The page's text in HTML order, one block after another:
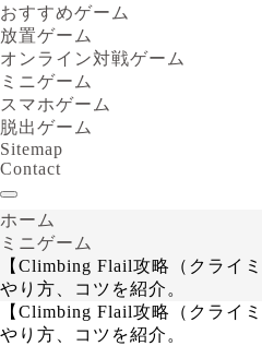
おすすめゲーム
放置ゲーム
オンライン対戦ゲーム
ミニゲーム
スマホゲーム
脱出ゲーム
Sitemap
Contact
ホーム
ミニゲーム
【Climbing Flail攻略（クライ
やり方、コツを紹介。
【Climbing Flail攻略（クライ
やり方、コツを紹介。